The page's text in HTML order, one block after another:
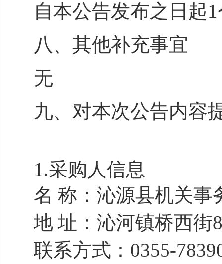
自本公告发
八、其他补充事宜
无
九、对本次公告内容
1.采购人信息
名 称：沁源县机
地 址：沁河镇桥
联系方式：0355-